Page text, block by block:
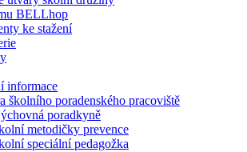
BELLhop
ke stažení
informace
školního poradenského pracoviště
poradkyně
metodičky prevence
speciální pedagožka